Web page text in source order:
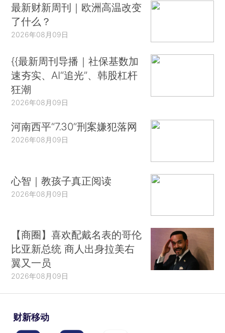
最新财新周刊｜欧洲高温改变
了什么？
2026年08月09日
{{最新周刊导播｜社保基数加
速夯实、AI“追光”、韩股杠杆
狂潮
2026年08月09日
河南西平“7.30”刑案嫌犯落网
2026年08月09日
心智｜教孩子真正阅读
2026年08月09日
【商圈】喜欢配戴名表的哥伦
比亚新总统 商人出身拉美右
翼又一员
2026年08月09日
财新移动